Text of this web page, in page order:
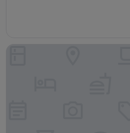
Holiday Inn Express Hotel &